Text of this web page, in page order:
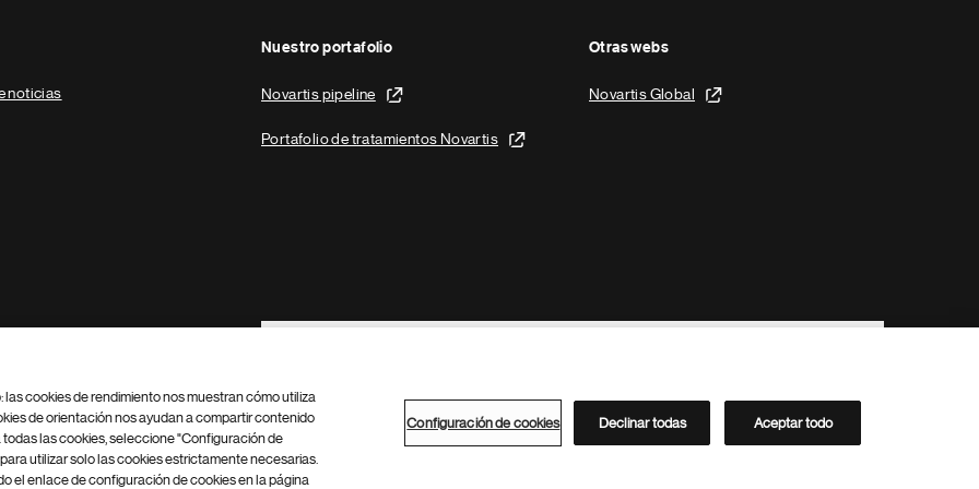
noticias
Nuestro portafolio
Novartis pipeline
Portafolio de tratamientos Novartis
Otras webs
Novartis Global
Footer Site Search
Configuración de cookies Mapa del sitio
Directorio de Novartis
cookies de rendimiento nos muestran cómo utiliza
de orientación nos ayudan a compartir contenido
las cookies, seleccione "Configuración de
utilizar solo las cookies estrictamente necesarias.
el enlace de configuración de cookies en la página
Configuración de cookies Declinar todas Aceptar todo